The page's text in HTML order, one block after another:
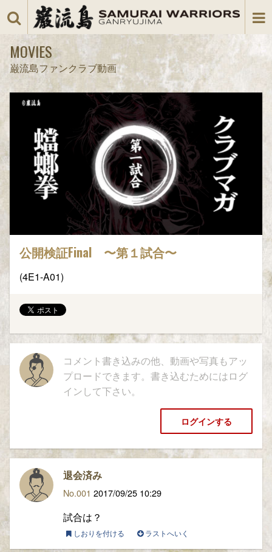
MOVIES
巌流島ファンクラブ動画
公開検証Final 〜第１試合〜
(4E1-A01)
コメント書き込みの他、動画や写真もアッ
プロードできます。書き込むためにはログ
インして下さい。
ログインする
退会済み
No.001 2017/09/25 10:29
試合は？
しおりを付ける ラストへいく